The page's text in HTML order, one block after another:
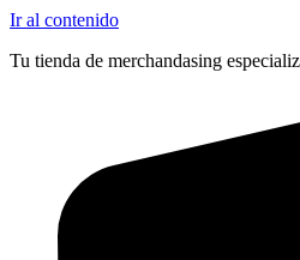
Ir al contenido
Tu tienda de merchandasing